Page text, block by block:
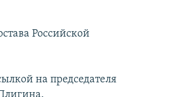
Российской
на председателя